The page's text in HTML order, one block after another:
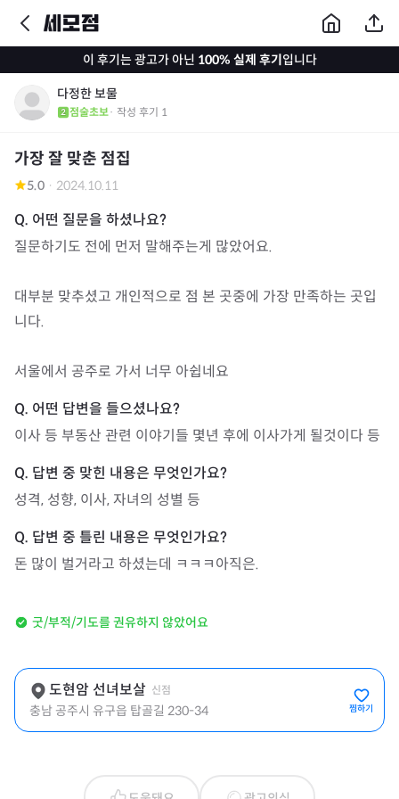
이 후기는 광고가 아닌 100% 실제 후기입니다
다정한 보물
점술초보· 작성 후기 1
가장 잘 맞춘 점집
5.0 · 2024.10.11
질문하기도 전에 먼저 말해주는게 많았어요.
대부분 맞추셨고 개인적으로 점 본 곳중에 가장 만족하는 곳입
니다.
서울에서 공주로 가서 너무 아쉽네요
이사 등 부동산 관련 이야기들 몇년 후에 이사가게 될것이다 등
성격, 성향, 이사, 자녀의 성별 등
돈 많이 벌거라고 하셨는데 ㅋㅋㅋ아직은.
굿/부적/기도를 권유하지 않았어요
도현암 선녀보살 신점
충남 공주시 유구읍 탑골길 230-34 찜하기